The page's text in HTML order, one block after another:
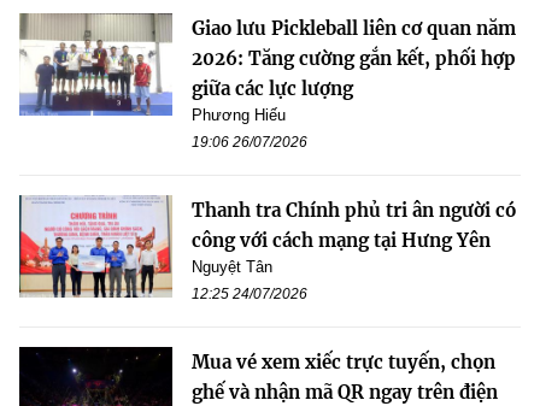
Giao lưu Pickleball liên cơ quan năm
2026: Tăng cường gắn kết, phối hợp
giữa các lực lượng
Phương Hiếu
19:06 26/07/2026
Thanh tra Chính phủ tri ân người có
công với cách mạng tại Hưng Yên
Nguyệt Tân
12:25 24/07/2026
Mua vé xem xiếc trực tuyến, chọn
ghế và nhận mã QR ngay trên điện